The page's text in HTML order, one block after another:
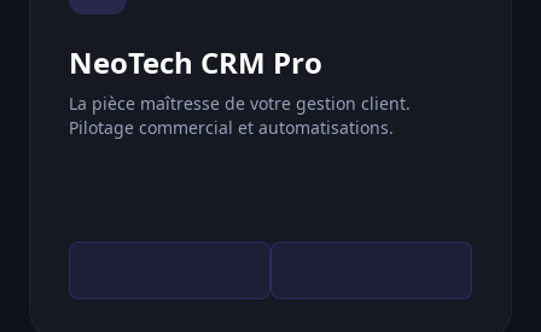
NeoTech CRM Pro
La pièce maîtresse de votre gestion client.
Pilotage commercial et automatisations.